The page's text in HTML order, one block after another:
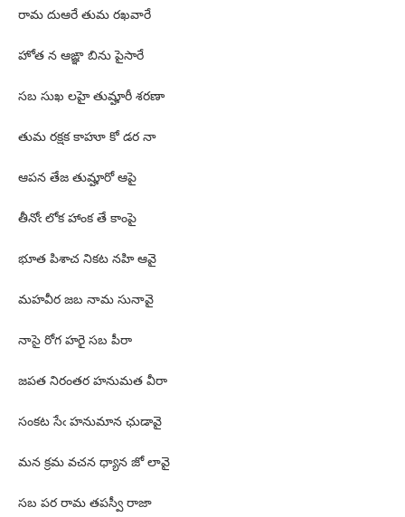
రామ దుఆరే తుమ రఖవారే
హోత న ఆఙ్ఞా బిను పైసారే
సబ సుఖ లహై తుమ్హారీ శరణా
తుమ రక్షక కాహూ కో డర నా
ఆపన తేజ తుమ్హారో ఆపై
తీనోఁ లోక హాంక తే కాంపై
భూత పిశాచ నికట నహి ఆవై
మహవీర జబ నామ సునావై
నాసై రోగ హరై సబ పీరా
జపత నిరంతర హనుమత వీరా
సంకట సేఁ హనుమాన ఛుడావై
మన క్రమ వచన ధ్యాన జో లావై
సబ పర రామ తపస్వీ రాజా